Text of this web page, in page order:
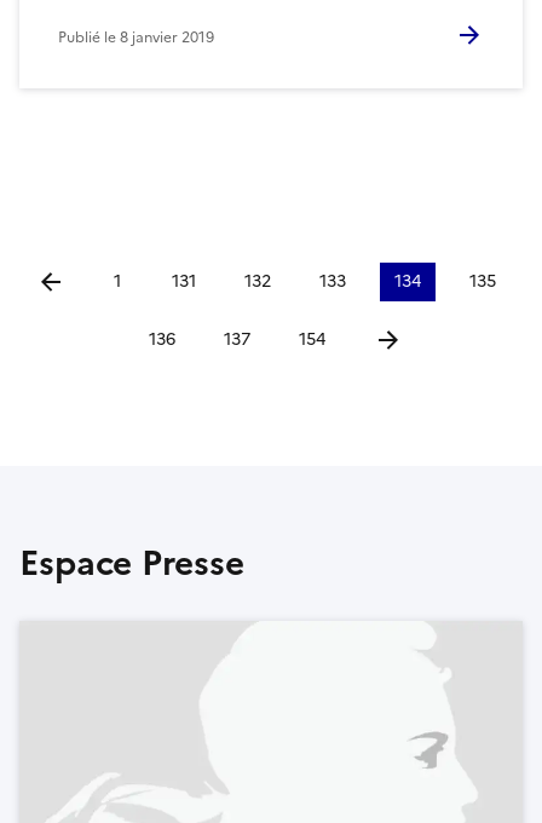
Publié le8 janvier 2019
Aller à la page précédente
1 131 132 133 134 135
136 137 154 Aller à la page
Espace Presse